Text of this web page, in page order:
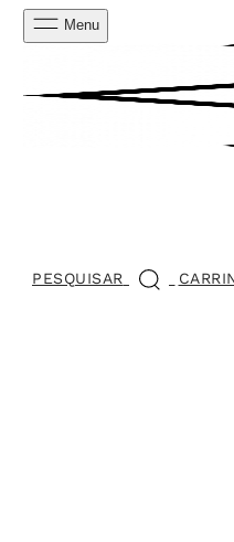
Menu
PESQUISAR